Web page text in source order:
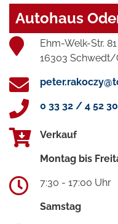
Autohaus
Ehm-Welk-Str. 81
16303 Schwedt/
0 33 32 / 4 52 30
Verkauf
Montag bis
7:30 - 17:00 Uhr
Samstag